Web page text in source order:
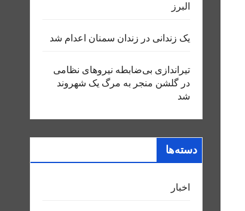
البرز
یک زندانی در زندان سمنان اعدام شد
تیراندازی بی‌ضابطه نیروهای نظامی
در گلشن منجر به مرگ یک شهروند
شد
دسته‌ها
اخبار